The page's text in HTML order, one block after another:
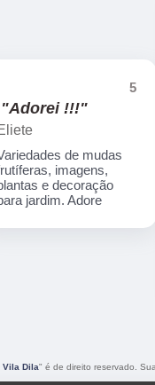
5
"Adorei !!!"
de mudas
imagens,
e decoração
jardim. Adore
Vila Dila" é de direito reservado.